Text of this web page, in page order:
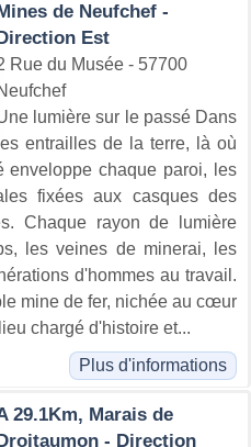
Mines de Neufchef -
Direction Est
Rue du Musée - 57700
lumière sur le passé Dans
les entrailles de la terre, là où
enveloppe chaque paroi, les
fixées aux casques des
Chaque rayon de lumière
les veines de minerai, les
d'hommes au travail.
mine de fer, nichée au cœur
chargé d'histoire et...
Plus d'informations
29.1Km, Marais de
Droitaumon - Direction